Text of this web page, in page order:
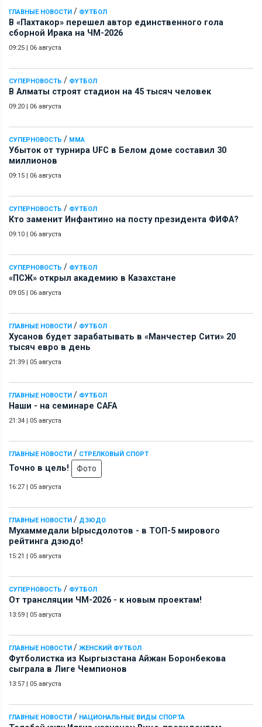
ГЛАВНЫЕ НОВОСТИ / ФУТБОЛ
В «Пахтакор» перешел автор единственного гола
сборной Ирака на ЧМ-2026
09:25 | 06 августа
СУПЕРНОВОСТЬ / ФУТБОЛ
В Алматы строят стадион на 45 тысяч человек
09:20 | 06 августа
СУПЕРНОВОСТЬ / ММА
Убыток от турнира UFC в Белом доме составил 30
миллионов
09:15 | 06 августа
СУПЕРНОВОСТЬ / ФУТБОЛ
Кто заменит Инфантино на посту президента ФИФА?
09:10 | 06 августа
СУПЕРНОВОСТЬ / ФУТБОЛ
«ПСЖ» открыл академию в Казахстане
09:05 | 06 августа
ГЛАВНЫЕ НОВОСТИ / ФУТБОЛ
Хусанов будет зарабатывать в «Манчестер Сити» 20
тысяч евро в день
21:39 | 05 августа
ГЛАВНЫЕ НОВОСТИ / ФУТБОЛ
Наши - на семинаре СAFA
21:34 | 05 августа
ГЛАВНЫЕ НОВОСТИ / СТРЕЛКОВЫЙ СПОРТ
Точно в цель! Фото
16:27 | 05 августа
ГЛАВНЫЕ НОВОСТИ / ДЗЮДО
Мухаммедали Ырысдолотов - в ТОП-5 мирового
рейтинга дзюдо!
15:21 | 05 августа
СУПЕРНОВОСТЬ / ФУТБОЛ
От трансляции ЧМ-2026 - к новым проектам!
13:59 | 05 августа
ГЛАВНЫЕ НОВОСТИ / ЖЕНСКИЙ ФУТБОЛ
Футболистка из Кыргызстана Айжан Боронбекова
сыграла в Лиге Чемпионов
13:57 | 05 августа
ГЛАВНЫЕ НОВОСТИ / НАЦИОНАЛЬНЫЕ ВИДЫ СПОРТА